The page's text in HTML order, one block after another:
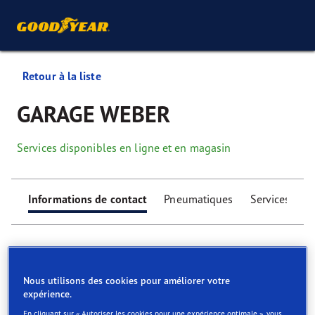
Retour à la liste
GARAGE WEBER
Services disponibles en ligne et en magasin
Informations de contact Pneumatiques Services
Find your tyres
Nous utilisons des cookies pour améliorer votre
expérience.